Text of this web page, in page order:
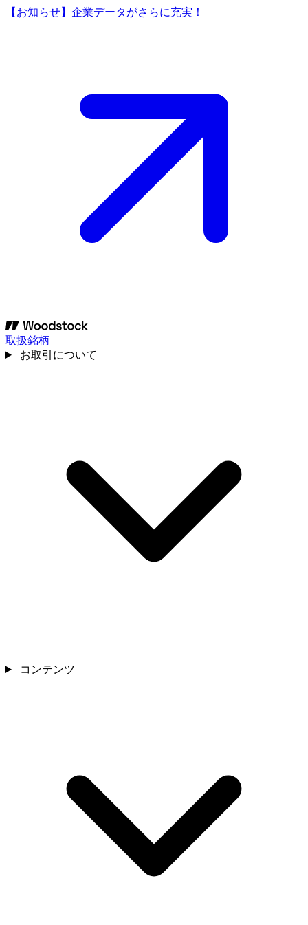
【お知らせ】企業データがさらに充実！
取扱銘柄
お取引について
コンテンツ